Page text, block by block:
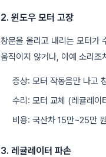
2. 윈도우 모터 고장
창문을 올리고 내리는 모터가
움직이지 않거나, 아예 소리조
증상: 모터 작동음만 나고
수리: 모터 교체 (레귤레이
비용: 국산차 15만~25만
3. 레귤레이터 파손